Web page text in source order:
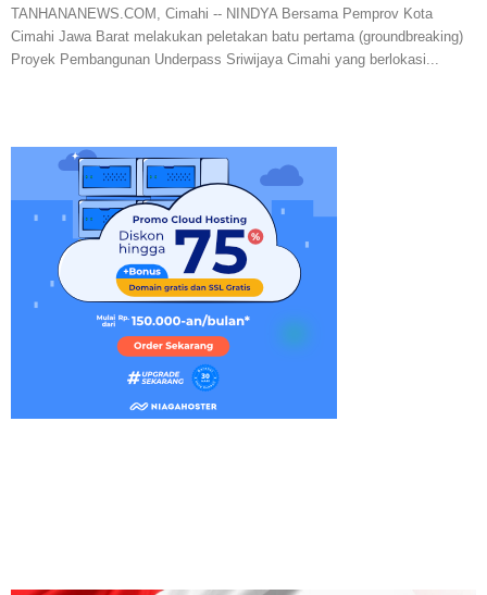
TANHANANEWS.COM, Cimahi -- NINDYA Bersama Pemprov Kota
Cimahi Jawa Barat melakukan peletakan batu pertama (groundbreaking)
Proyek Pembangunan Underpass Sriwijaya Cimahi yang berlokasi...